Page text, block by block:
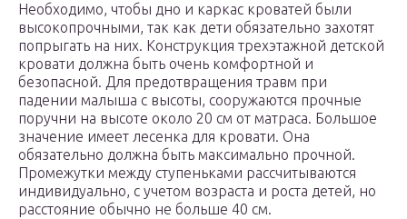
Необходимо, чтобы дно и каркас кроватей были
высокопрочными, так как дети обязательно захотят
попрыгать на них. Конструкция трехэтажной детской
кровати должна быть очень комфортной и
безопасной. Для предотвращения травм при
падении малыша с высоты, сооружаются прочные
поручни на высоте около 20 см от матраса. Большое
значение имеет лесенка для кровати. Она
обязательно должна быть максимально прочной.
Промежутки между ступеньками рассчитываются
индивидуально, с учетом возраста и роста детей, но
расстояние обычно не больше 40 см.